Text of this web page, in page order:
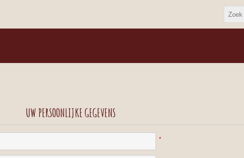
UW PERSOONLIJKE GEGEVENS
*